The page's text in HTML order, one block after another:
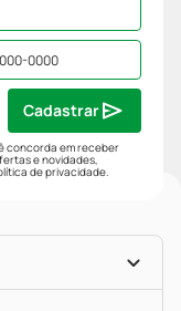
concorda em receber
e novidades,
de privacidade.
Cadastrar